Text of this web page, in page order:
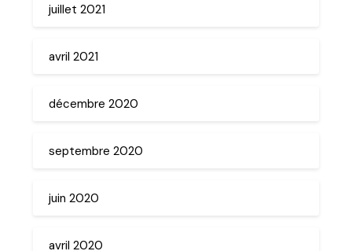
juillet 2021
avril 2021
décembre 2020
septembre 2020
juin 2020
avril 2020